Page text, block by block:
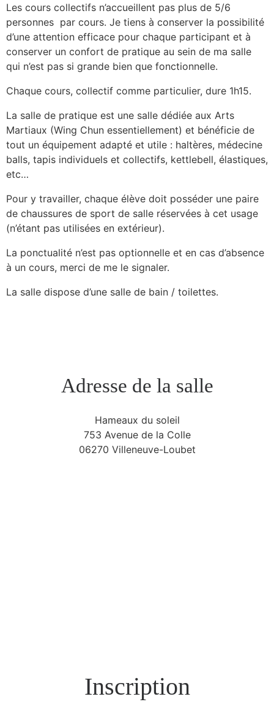
Les cours collectifs n’accueillent pas plus de 5/6
personnes par cours. Je tiens à conserver la possibilité
d’une attention efficace pour chaque participant et à
conserver un confort de pratique au sein de ma salle
qui n’est pas si grande bien que fonctionnelle.
Chaque cours, collectif comme particulier, dure 1h15.
La salle de pratique est une salle dédiée aux Arts
Martiaux (Wing Chun essentiellement) et bénéficie de
tout un équipement adapté et utile : haltères, médecine
balls, tapis individuels et collectifs, kettlebell, élastiques,
etc…
Pour y travailler, chaque élève doit posséder une paire
de chaussures de sport de salle réservées à cet usage
(n’étant pas utilisées en extérieur).
La ponctualité n’est pas optionnelle et en cas d’absence
à un cours, merci de me le signaler.
La salle dispose d’une salle de bain / toilettes.
Adresse de la salle
Hameaux du soleil
753 Avenue de la Colle
06270 Villeneuve-Loubet
Inscription